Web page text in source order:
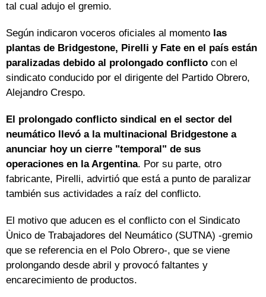
tal cual adujo el gremio.
Según indicaron voceros oficiales al momento las
plantas de Bridgestone, Pirelli y Fate en el país están
paralizadas debido al prolongado conflicto con el
sindicato conducido por el dirigente del Partido Obrero,
Alejandro Crespo.
El prolongado conflicto sindical en el sector del
neumático llevó a la multinacional Bridgestone a
anunciar hoy un cierre "temporal" de sus
operaciones en la Argentina. Por su parte, otro
fabricante, Pirelli, advirtió que está a punto de paralizar
también sus actividades a raíz del conflicto.
El motivo que aducen es el conflicto con el Sindicato
Ùnico de Trabajadores del Neumático (SUTNA) -gremio
que se referencia en el Polo Obrero-, que se viene
prolongando desde abril y provocó faltantes y
encarecimiento de productos.